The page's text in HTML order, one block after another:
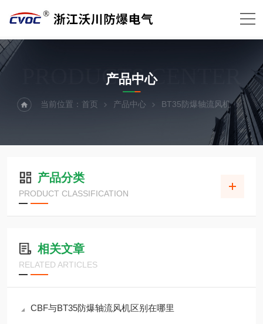
PRODUCTS CENTER
产品中心
当前位置： 首页 产品中心 BT35防爆轴流风机
产品分类
PRODUCT CLASSIFICATION
相关文章
RELATED ARTICLES
CBF与BT35防爆轴流风机区别在哪里